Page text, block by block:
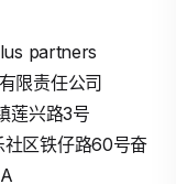
partners
限责任公司
莲兴路3号
区铁仔路60号奋